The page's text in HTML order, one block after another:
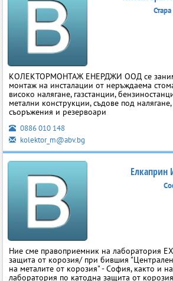
КОЛЕКТОРМОНТАЖ ЕНЕРДЖИ ООД се
монтаж на инсталации от неръждаема
високо налягане, газстанции,
метални конструкции, съдове под
съоръжения и резервоари
0886 010 148
kolektor_m@abv.bg
Елкаприн
Ние сме правоприемник на лаборатория
защита от корозия/ при бившия
на металите от корозия" - София, както и
лаборатория по катодна защита от